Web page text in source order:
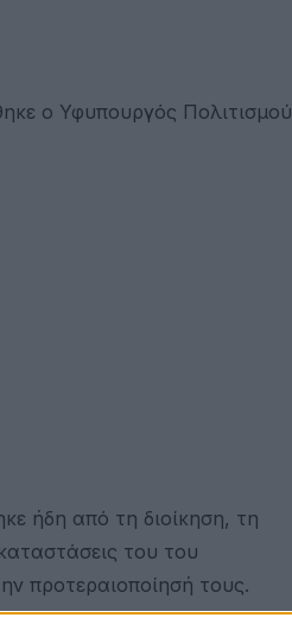
ο Υφυπουργός Πολιτισμού
ήδη από τη διοίκηση, τη
του του
προτεραιοποίησή τους.